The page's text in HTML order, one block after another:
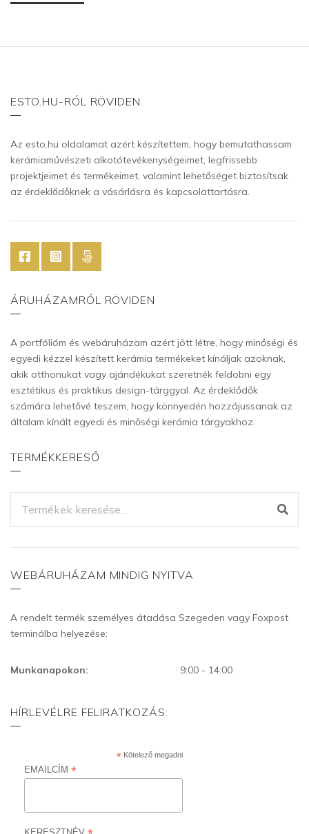
ESTO.HU-RÓL RÖVIDEN
Az esto.hu oldalamat azért készítettem, hogy bemutathassam
kerámiaművészeti alkotótevékenységeimet, legfrissebb
projektjeimet és termékeimet, valamint lehetőséget biztosítsak
az érdeklődőknek a vásárlásra és kapcsolattartásra.
ÁRUHÁZAMRÓL RÖVIDEN
A portfólióm és webáruházam azért jött létre, hogy minőségi és
egyedi kézzel készített kerámia termékeket kínáljak azoknak,
akik otthonukat vagy ajándékukat szeretnék feldobni egy
esztétikus és praktikus design-tárggyal. Az érdeklődők
számára lehetővé teszem, hogy könnyedén hozzájussanak az
általam kínált egyedi és minőségi kerámia tárgyakhoz.
TERMÉKKERESŐ
WEBÁRUHÁZAM MINDIG NYITVA
A rendelt termék személyes átadása Szegeden vagy Foxpost
terminálba helyezése:
Munkanapokon: 9:00 - 14:00
HÍRLEVÉLRE FELIRATKOZÁS:
* Kötelező megadni
EMAILCÍM *